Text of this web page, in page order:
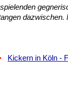
Kickern in Köln -